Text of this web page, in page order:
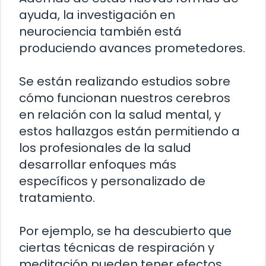
ayuda, la investigación en
neurociencia también está
produciendo avances prometedores.
Se están realizando estudios sobre
cómo funcionan nuestros cerebros
en relación con la salud mental, y
estos hallazgos están permitiendo a
los profesionales de la salud
desarrollar enfoques más
específicos y personalizado de
tratamiento.
Por ejemplo, se ha descubierto que
ciertas técnicas de respiración y